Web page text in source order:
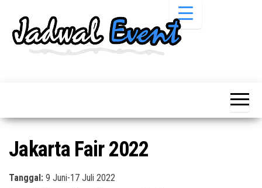
Pameran,
Acara &
Promo
Terbaru
Pameran,
Bazaar,
Workshop,
Lomba dll.
Jakarta Fair 2022
Tanggal: 9 Juni-17 Juli 2022